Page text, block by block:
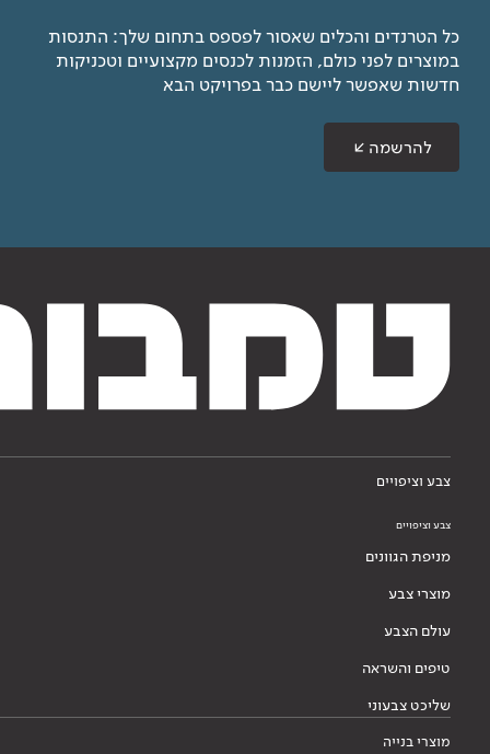
כל הטרנדים והכלים שאסור לפספס בתחום שלך: התנסות
במוצרים לפני כולם, הזמנות לכנסים מקצועיים וטכניקות
חדשות שאפשר ליישם כבר בפרויקט הבא
להרשמה
צבע וציפויים
צבע וציפויים
מניפת הגוונים
מוצרי צבע
עולם הצבע
טיפים והשראה
שליכט צבעוני
מוצרי בנייה